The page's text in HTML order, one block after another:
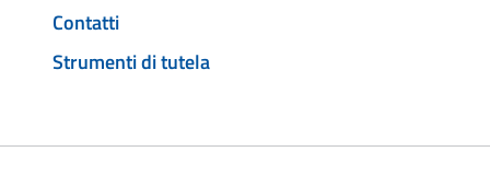
Contatti
Strumenti di tutela